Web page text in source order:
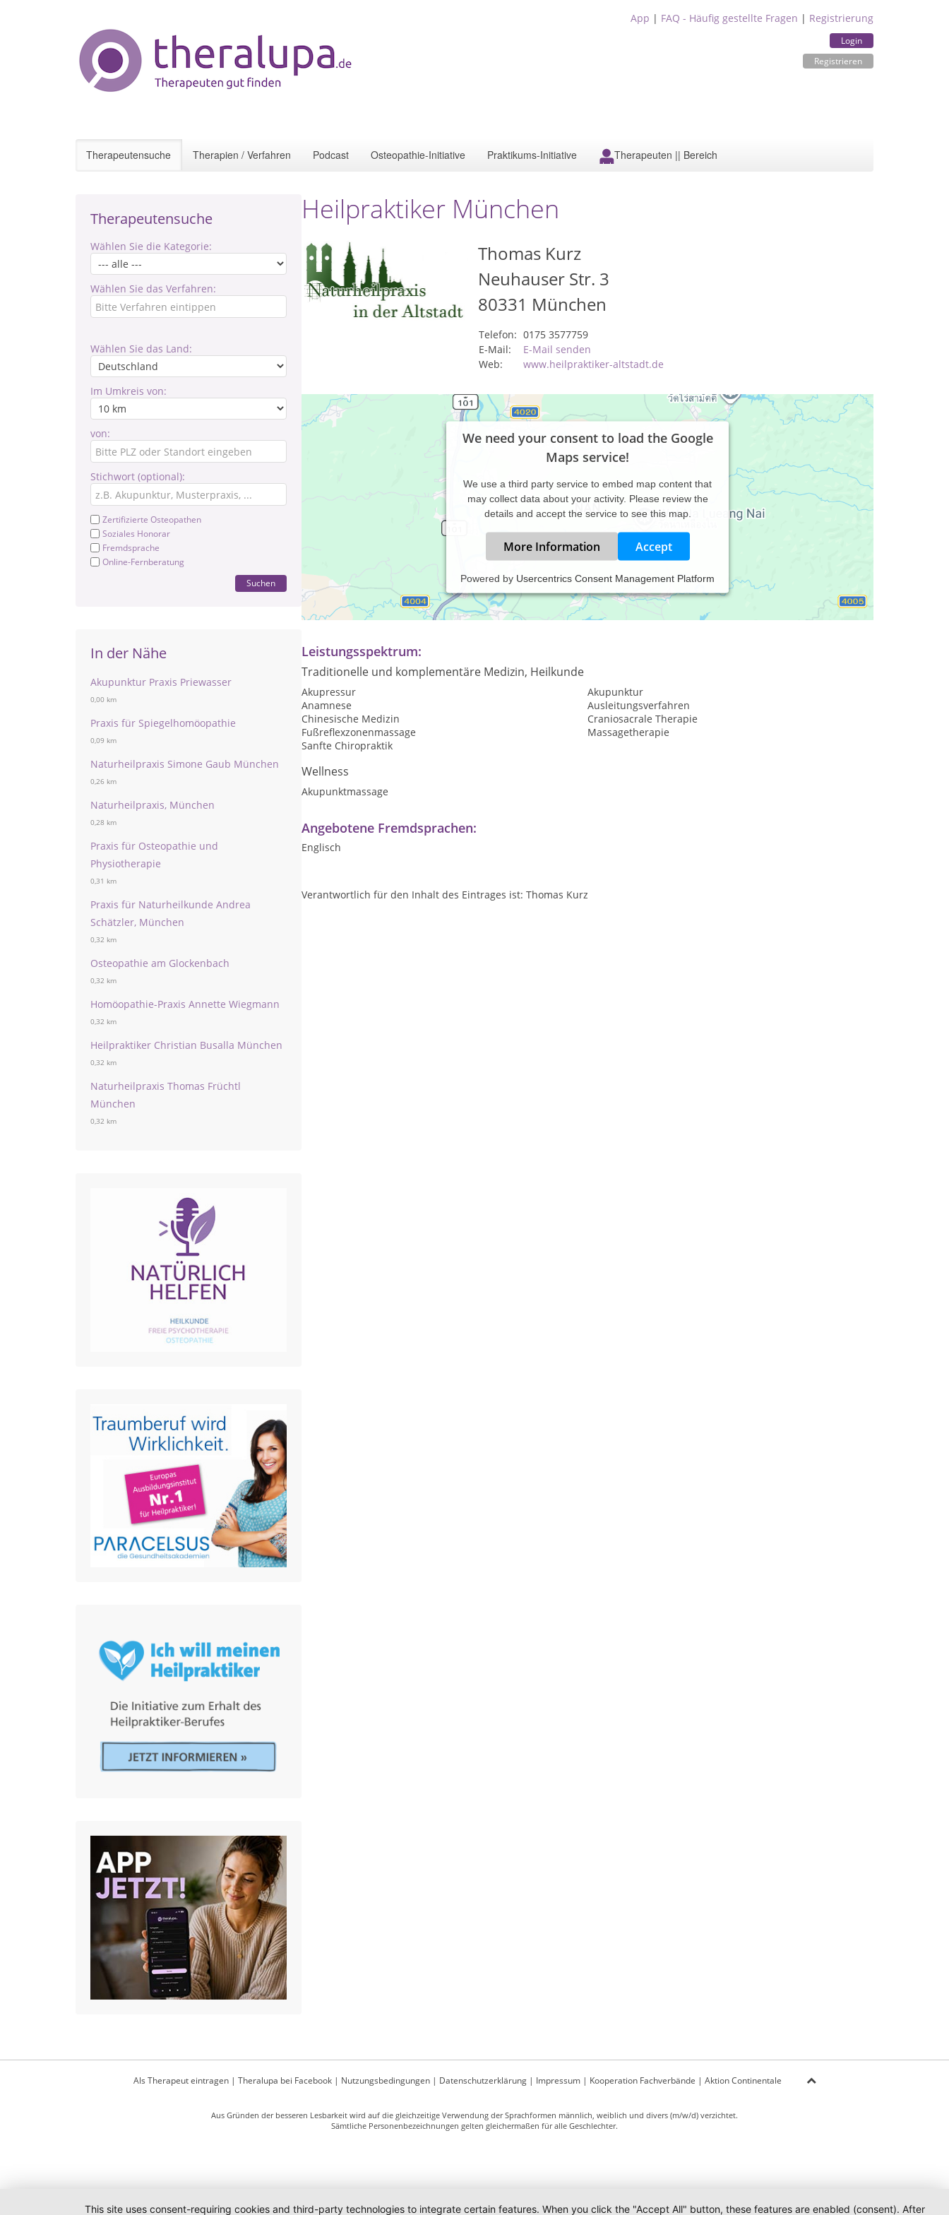
App | FAQ - Häufig gestellte Fragen | Registrierung
Login
Registrieren
Therapeutensuche Therapien / Verfahren Podcast Osteopathie-Initiative Praktikums-Initiative Therapeuten || Bereich
Therapeutensuche
Wählen Sie die Kategorie:
Wählen Sie das Verfahren:
Wählen Sie das Land:
Im Umkreis von:
von:
Stichwort (optional):
Zertifizierte Osteopathen
Soziales Honorar
Fremdsprache
Online-Fernberatung
Suchen
In der Nähe
Akupunktur Praxis Priewasser
0,00 km
Praxis für Spiegelhomöopathie
0,09 km
Naturheilpraxis Simone Gaub München
0,26 km
Naturheilpraxis, München
0,28 km
Praxis für Osteopathie und
Physiotherapie
0,31 km
Praxis für Naturheilkunde Andrea
Schätzler, München
0,32 km
Osteopathie am Glockenbach
0,32 km
Homöopathie-Praxis Annette Wiegmann
0,32 km
Heilpraktiker Christian Busalla München
0,32 km
Naturheilpraxis Thomas Früchtl
München
0,32 km
Heilpraktiker München
Thomas Kurz
Neuhauser Str. 3
80331 München
Telefon: 0175 3577759
E-Mail:
E-Mail senden
Web:
www.heilpraktiker-altstadt.de
We need your consent to load the Google
Maps service!
We use a third party service to embed map content that
may collect data about your activity. Please review the
details and accept the service to see this map.
More Information Accept
Powered by Usercentrics Consent Management Platform
Praxiszeiten:
n.V.
Leistungsspektrum:
Traditionelle und komplementäre Medizin, Heilkunde
Akupressur
Akupunktur
Anamnese
Ausleitungsverfahren
Chinesische Medizin
Craniosacrale Therapie
Fußreflexzonenmassage
Massagetherapie
Sanfte Chiropraktik
Wellness
Akupunktmassage
Angebotene Fremdsprachen:
Englisch
Verantwortlich für den Inhalt des Eintrages ist: Thomas Kurz
Als Therapeut eintragen| Theralupa bei Facebook| Nutzungsbedingungen| Datenschutzerklärung| Impressum| Kooperation Fachverbände | Aktion Continentale
Aus Gründen der besseren Lesbarkeit wird auf die gleichzeitige Verwendung der Sprachformen männlich, weiblich und divers (m/w/d) verzichtet.
Sämtliche Personenbezeichnungen gelten gleichermaßen für alle Geschlechter.
This site uses consent-requiring cookies and third-party technologies to integrate certain features. When you click the "Accept All" button, these features are enabled (consent). After